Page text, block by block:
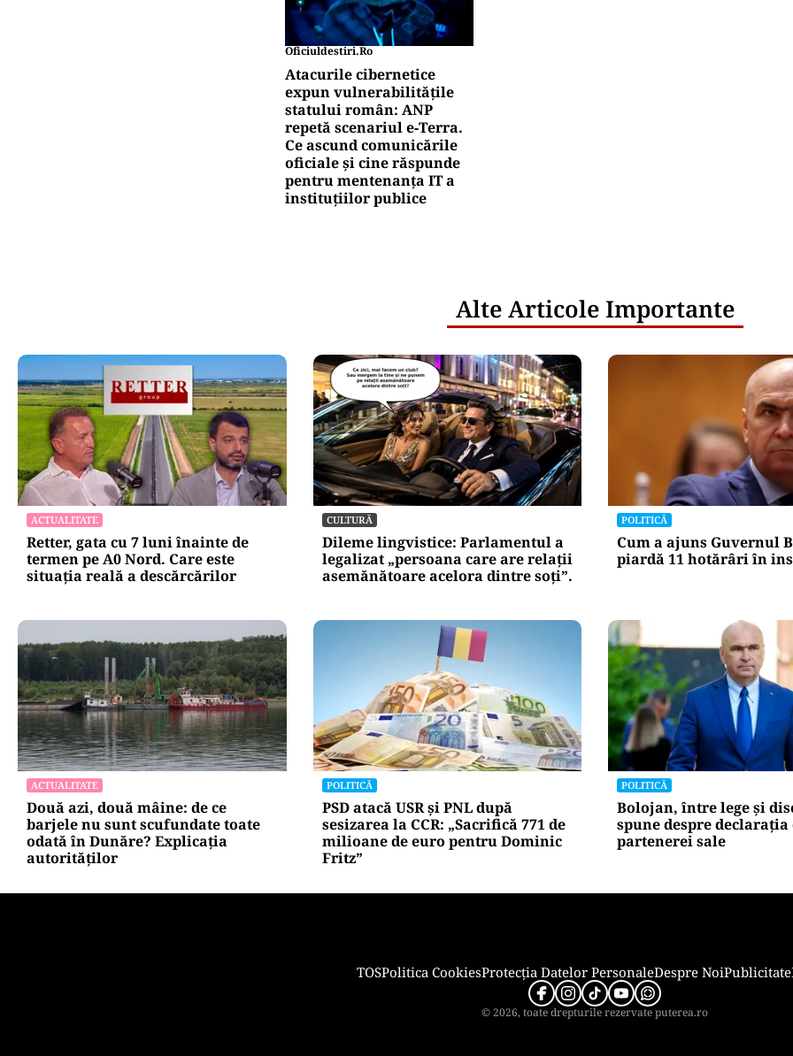
NECONVENTIONAL
Un pic de istorie: România și 1 Mai – de la solidaritate
grătare, cu bere și manele
Puterea Financiara
Țările UE reconfigurează conceptul „Made in
produselor, nu al țărilor
Puterea Financiara
Canicula pune presiune pe economia Europei și
Oficiuldestiri.ro
Atacurile cibernetice
expun vulnerabilitățile
statului român: ANP
repetă scenariul e‑Terra.
Ce ascund comunicările
oficiale și cine răspunde
pentru mentenanța IT a
instituțiilor publice
ACTUALITATE
Retter, gata cu 7 luni înainte de
termen pe A0 Nord. Care este
CULTURĂ
Dileme lingvistice: Parlamentul a
legalizat „persoana care are relații
POLITICĂ
Cum a ajuns Guvernul